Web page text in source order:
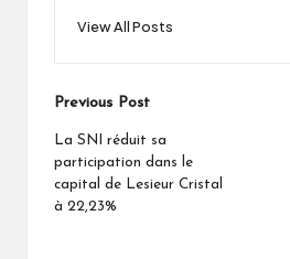
View All Posts
Post
navigation
Previous Post
La SNI réduit sa
participation dans le
capital de Lesieur Cristal
à 22,23%